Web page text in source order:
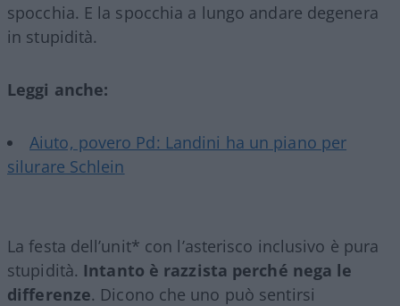
spocchia. E la spocchia a lungo andare degenera
in stupidità.
Leggi anche:
Aiuto, povero Pd: Landini ha un piano per
silurare Schlein
La festa dell’unit* con l’asterisco inclusivo è pura
stupidità. Intanto è razzista perché nega le
differenze. Dicono che uno può sentirsi